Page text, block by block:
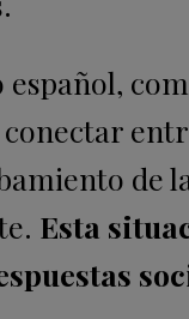
español,
de
Esta